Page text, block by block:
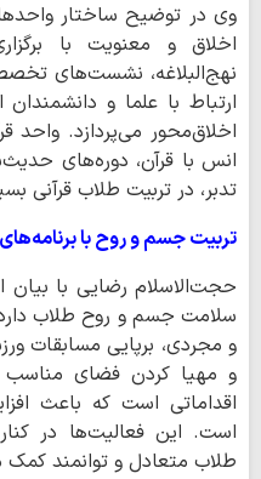
وی در توضیح ساختار
اخلاق و معنویت با
نهج‌البلاغه، نشست‌های
ارتباط با علما و
اخلاق‌محور می‌پردازد. واحد
انس با قرآن، دوره‌های
تدبر، در تربیت طلاب قرآنی
تربیت جسم و روح با
حجت‌الاسلام رضایی با بیان
سلامت جسم و روح طلاب
و مجردی، برپایی مسابقات
و مهیا کردن فضای مناسب
اقداماتی است که باعث
است. این فعالیت‌ها در
طلاب متعادل و توانمند کمک